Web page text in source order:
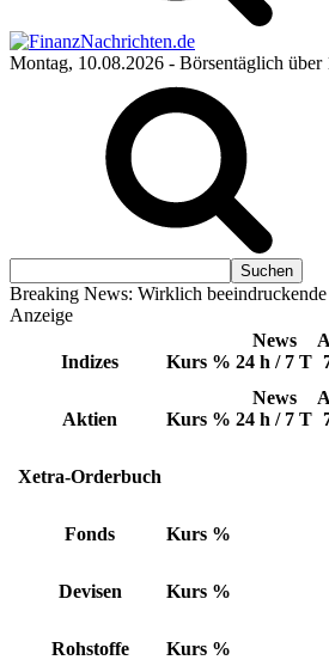
Montag, 10.08.2026 - Börsentäglich über
Breaking News: Wirklich beeindruckende
Anzeige
Indizes Kurs %
News
24 h / 7 T
Aktien Kurs %
News
24 h / 7 T
Xetra-Orderbuch
Fonds Kurs %
Devisen Kurs %
Rohstoffe Kurs %